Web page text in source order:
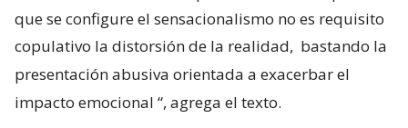
que se configure el sensacionalismo no es requisito
copulativo la distorsión de la realidad, bastando la
presentación abusiva orientada a exacerbar el
impacto emocional “, agrega el texto.